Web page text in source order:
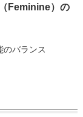
Feminine）の
のバランス